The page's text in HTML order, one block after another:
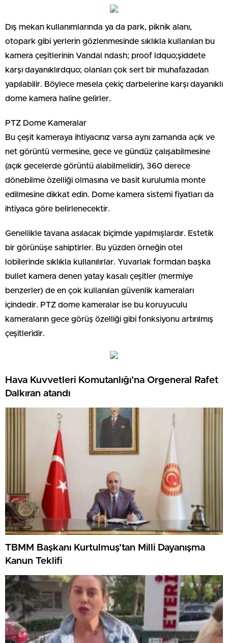
Dış mekan kullanımlarında ya da park, piknik alanı,
otopark gibi yerlerin gözlenmesinde sıklıkla kullanılan bu
kamera çeşitlerinin Vandal ndash; proof ldquo;şiddete
karşı dayanıklırdquo; olanları çok sert bir muhafazadan
yapılabilir. Böylece mesela çekiç darbelerine karşı dayanıklı
dome kamera haline gelirler.
PTZ Dome Kameralar
Bu çeşit kameraya ihtiyacınız varsa aynı zamanda açık ve
net görüntü vermesine, gece ve gündüz çalışabilmesine
(açık gecelerde görüntü alabilmelidir), 360 derece
dönebilme özelliği olmasına ve basit kurulumla monte
edilmesine dikkat edin. Dome kamera sistemi fiyatları da
ihtiyaca göre belirlenecektir.
Genellikle tavana asılacak biçimde yapılmışlardır. Estetik
bir görünüşe sahiptirler. Bu yüzden örneğin otel
lobilerinde sıklıkla kullanılırlar. Yuvarlak formdan başka
bullet kamera denen yatay kasalı çeşitler (mermiye
benzerler) de en çok kullanılan güvenlik kameraları
içindedir. PTZ dome kameralar ise bu koruyuculu
kameraların gece görüş özelliği gibi fonksiyonu artırılmış
çeşitleridir.
Hava Kuvvetleri Komutanlığı’na Orgeneral Rafet
Dalkıran atandı
TBMM Başkanı Kurtulmuş’tan Milli Dayanışma
Kanun Teklifi